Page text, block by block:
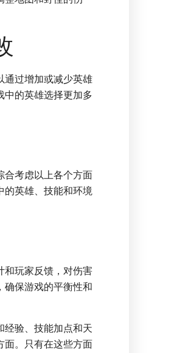
通过增加或减少英雄
中的英雄选择更加多
合考虑以上各个方面
的英雄、技能和环境
和玩家反馈，对伤害
确保游戏的平衡性和
经验、技能加点和天
面。只有在这些方面